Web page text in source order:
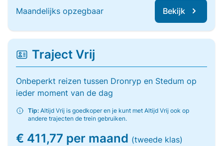
Maandelijks opzegbaar Bekijk
Traject Vrij
Onbeperkt reizen tussen Dronryp en Stedum op
ieder moment van de dag
Tip: Altijd Vrij is goedkoper en je kunt met Altijd Vrij ook op
andere trajecten de trein gebruiken.
€ 411,77 per maand (tweede klas)